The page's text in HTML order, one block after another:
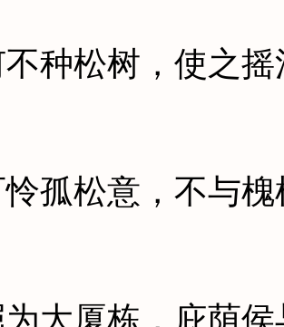
松树，使之摇
松意，不与槐
厦栋，庇荫侯